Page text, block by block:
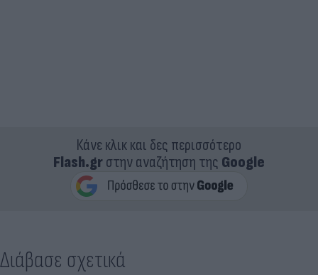
Κάνε κλικ και δες περισσότερο
Flash.grστην αναζήτηση της Google
Διάβασε σχετικά